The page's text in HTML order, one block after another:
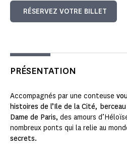
RÉSERVEZ VOTRE BILLET
PRÉSENTATION
Accompagnés par une conteuse
histoires de l’Ile de la Cité,
Dame de Paris, des amours
nombreux ponts qui la relie au
secrets.